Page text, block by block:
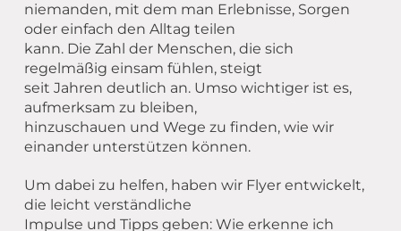
niemanden, mit dem man Erlebnisse, Sorgen
oder einfach den Alltag teilen
kann. Die Zahl der Menschen, die sich
regelmäßig einsam fühlen, steigt
seit Jahren deutlich an. Umso wichtiger ist es,
aufmerksam zu bleiben,
hinzuschauen und Wege zu finden, wie wir
einander unterstützen können.
Um dabei zu helfen, haben wir Flyer entwickelt,
die leicht verständliche
Impulse und Tipps geben: Wie erkenne ich